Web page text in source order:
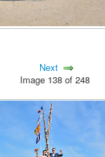
Next
Image 138 of 248